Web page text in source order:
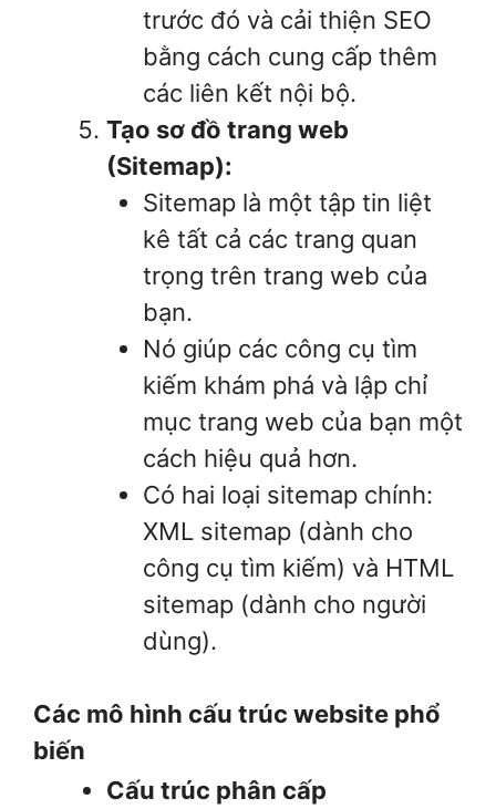
trước đó và cải thiện SEO
bằng cách cung cấp thêm
các liên kết nội bộ.
Tạo sơ đồ trang web
(Sitemap):
Sitemap là một tập tin liệt
kê tất cả các trang quan
trọng trên trang web của
bạn.
Nó giúp các công cụ tìm
kiếm khám phá và lập chỉ
mục trang web của bạn một
cách hiệu quả hơn.
Có hai loại sitemap chính:
XML sitemap (dành cho
công cụ tìm kiếm) và HTML
sitemap (dành cho người
dùng).
Các mô hình cấu trúc website phổ
biến
Cấu trúc phân cấp